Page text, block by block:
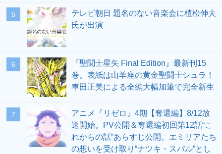
5
テレビ朝日 題名のない音楽会に植松伸夫
氏が出演
6
『聖闘士星矢 Final Edition』最新刊15
巻。表紙は山羊座の黄金聖闘士シュラ！
車田正美による全編大幅加筆で完全新生
7
アニメ『リゼロ』4期【奪還編】8/12放
送開始。PV公開＆奪還編初回第12話“こ
れからの話”あらすじ公開。エミリアたち
の想いを受け取り“ナツキ・スバル”とし